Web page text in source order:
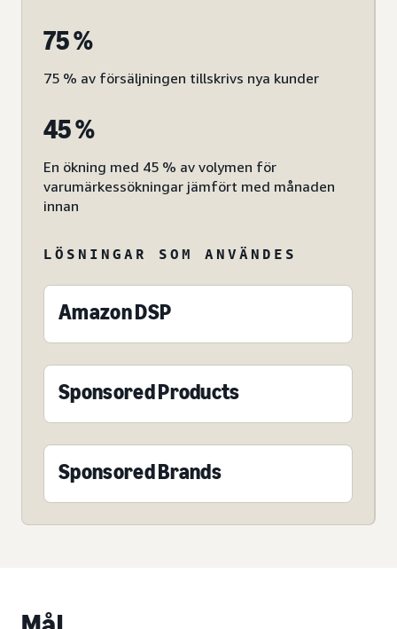
75 %
75 % av försäljningen tillskrivs nya kunder
45 %
En ökning med 45 % av volymen för
varumärkessökningar jämfört med månaden
innan
LÖSNINGAR SOM ANVÄNDES
Amazon DSP
Sponsored Products
Sponsored Brands